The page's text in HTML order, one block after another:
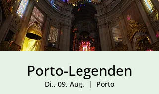
Porto-Legenden
Di., 09. Aug.
  |
Porto